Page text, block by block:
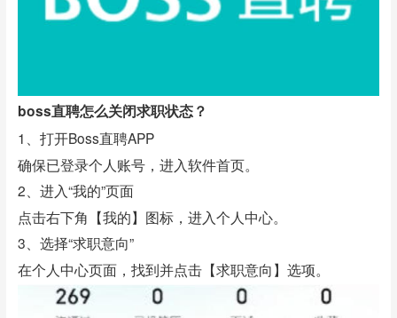
boss直聘怎么关闭求职状态？
1、打开Boss直聘APP
确保已登录个人账号，进入软件首页。
2、进入“我的”页面
点击右下角【我的】图标，进入个人中心。
3、选择“求职意向”
在个人中心页面，找到并点击【求职意向】选项。